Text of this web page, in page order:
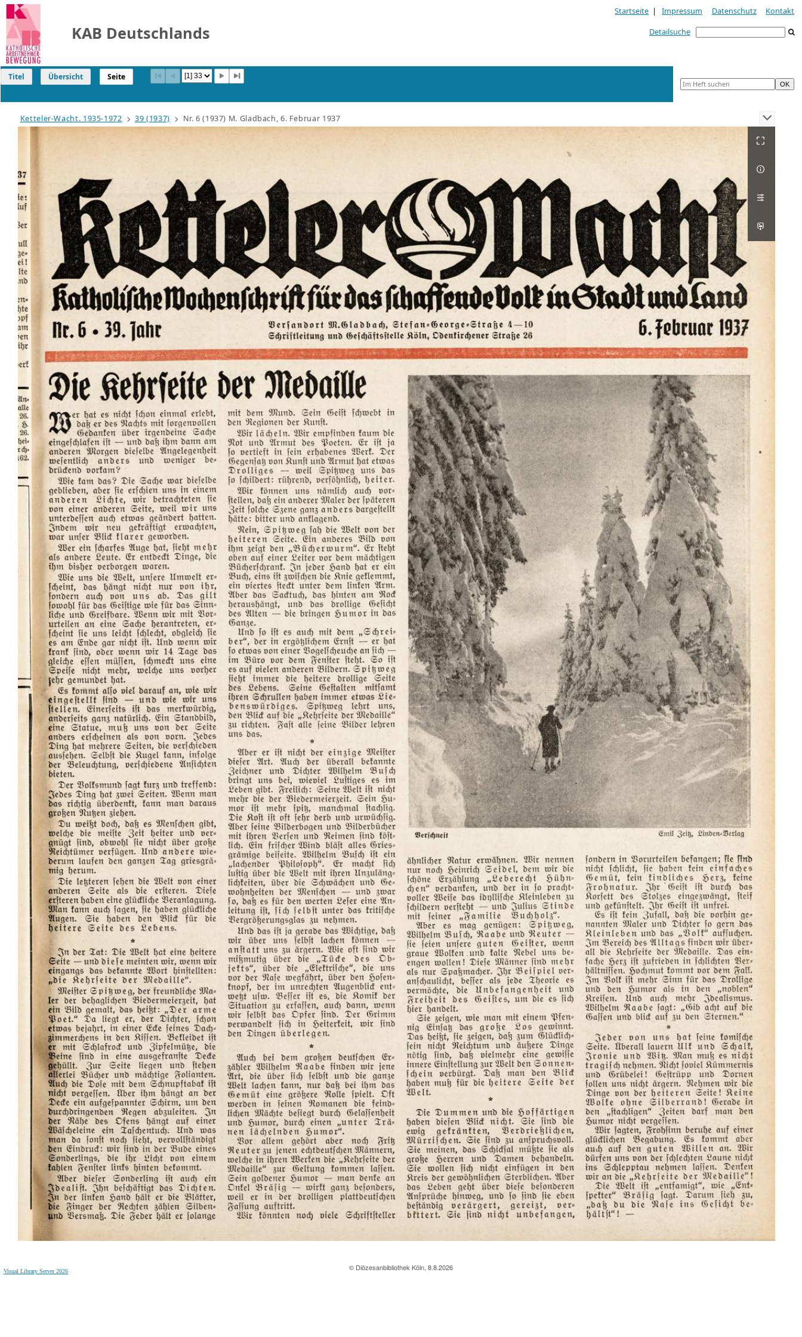
© Diözesanbibliothek Köln, 8.8.2026
Visual Library Server 2026
KAB Deutschlands
Startseite | Impressum Datenschutz
Kontakt
Detailsuche
Titel Übersicht Seite
Ketteler-Wacht. 1935-1972 39 (1937) Nr. 6 (1937) M. Gladbach, 6. Februar 1937